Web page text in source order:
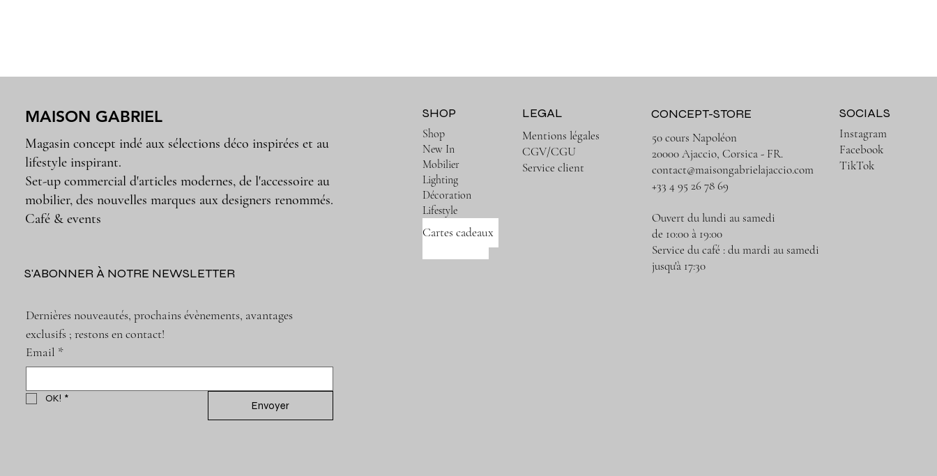
MAISON GABRIEL
Magasin concept indé aux sélections déco inspirées et au
lifestyle inspirant.
Set-up commercial d'articles modernes, de l'accessoire au
mobilier, des nouvelles marques aux designers renommés.
Café & events
S'ABONNER À NOTRE NEWSLETTER
Dernières nouveautés, prochains évènements, avantages
exclusifs ; restons en contact!
Email *
OK! *
Envoyer
SHOP
Shop
New In
Mobilier
Lighting
Décoration
Lifestyle
Cartes cadeaux
LEGAL
Mentions légales
CGV/CGU
Service client
CONCEPT-STORE
50 cours Napoléon
20000 Ajaccio, Corsica - FR.
contact@maisongabrielajaccio.com
+33 4 95 26 78 69
Ouvert du lundi au samedi
de 10:00 à 19:00
Service du café : du mardi au samedi
jusqu'à 17:30
SOCIALS
Instagram
Facebook
TikTok